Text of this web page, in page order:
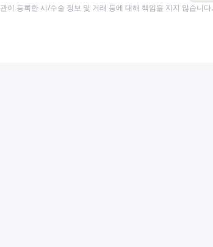
이 등록한 시/수술 정보 및 거래 등에 대해 책임을 지지 않습니다.